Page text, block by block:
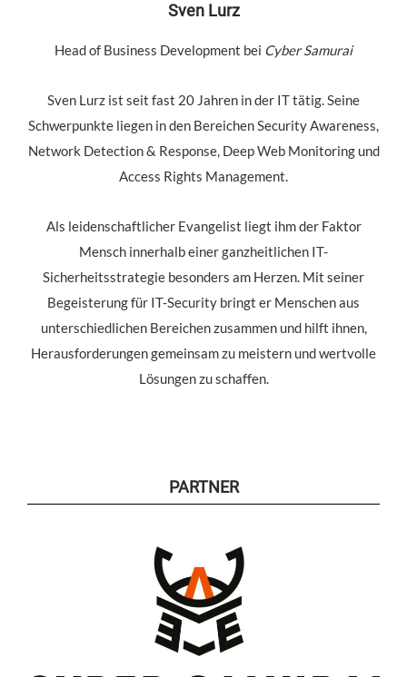
Sven Lurz
Head of Business Development bei Cyber Samurai
Sven Lurz ist seit fast 20 Jahren in der IT tätig. Seine
Schwerpunkte liegen in den Bereichen Security Awareness,
Network Detection & Response, Deep Web Monitoring und
Access Rights Management.
Als leidenschaftlicher Evangelist liegt ihm der Faktor
Mensch innerhalb einer ganzheitlichen IT-
Sicherheitsstrategie besonders am Herzen. Mit seiner
Begeisterung für IT-Security bringt er Menschen aus
unterschiedlichen Bereichen zusammen und hilft ihnen,
Herausforderungen gemeinsam zu meistern und wertvolle
Lösungen zu schaffen.
PARTNER